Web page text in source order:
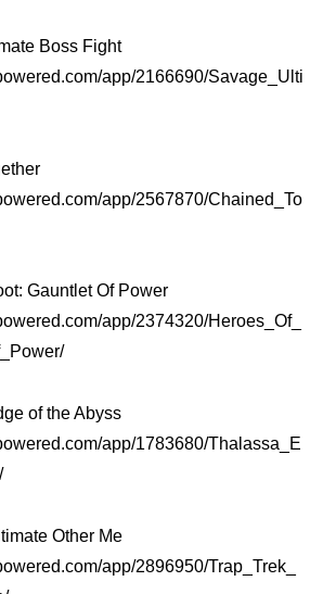
Boss Fight
app/2166690/Savage_Ulti
app/2567870/Chained_To
Gauntlet Of Power
app/2374320/Heroes_Of_
of the Abyss
app/1783680/Thalassa_E
Other Me
app/2896950/Trap_Trek_